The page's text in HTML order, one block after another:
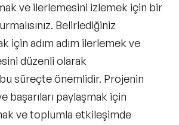
ve ilerlemesini izlemek için bir
Belirlediğiniz
için adım adım ilerlemek ve
düzenli olarak
süreçte önemlidir. Projenin
başarıları paylaşmak için
ve toplumla etkileşimde